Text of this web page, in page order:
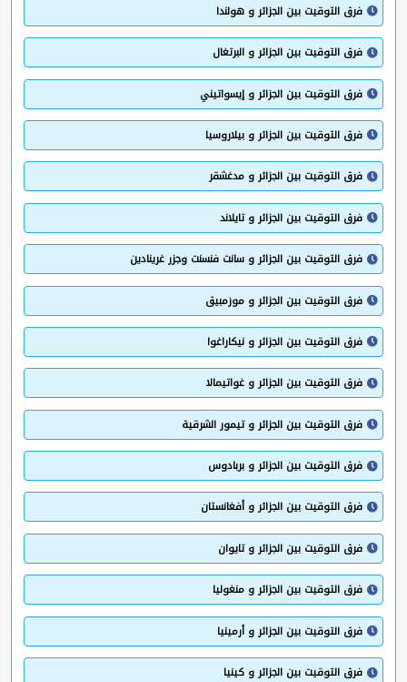
فرق التوقيت بين الجزائر و هولندا
فرق التوقيت بين الجزائر و البرتغال
فرق التوقيت بين الجزائر و إيسواتيني
فرق التوقيت بين الجزائر و بيلاروسيا
فرق التوقيت بين الجزائر و مدغشقر
فرق التوقيت بين الجزائر و تايلاند
فرق التوقيت بين الجزائر و سانت فنسنت وجزر غرينادين
فرق التوقيت بين الجزائر و موزمبيق
فرق التوقيت بين الجزائر و نيكاراغوا
فرق التوقيت بين الجزائر و غواتيمالا
فرق التوقيت بين الجزائر و تيمور الشرقية
فرق التوقيت بين الجزائر و بربادوس
فرق التوقيت بين الجزائر و أفغانستان
فرق التوقيت بين الجزائر و تايوان
فرق التوقيت بين الجزائر و منغوليا
فرق التوقيت بين الجزائر و أرمينيا
فرق التوقيت بين الجزائر و كينيا